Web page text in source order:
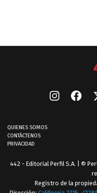
QUIENES SOMOS
CONTÁCTENOS
PRIVACIDAD
442 - Editorial Perfil S.A. | ©
Registro de la